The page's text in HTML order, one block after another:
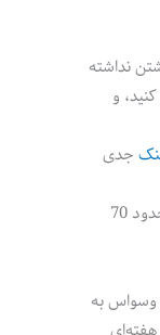
نداشته
و
جدی
(حدود 14 سال)، یه دفعه حدود 70
وسواس به